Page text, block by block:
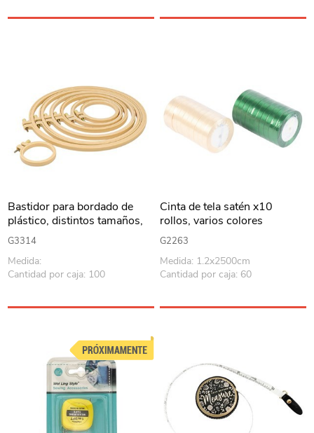
Bastidor para bordado de
plástico, distintos tamaños,
PACK x7
G3314
Medida:
Cantidad por caja: 100
Cinta de tela satén x10
rollos, varios colores
G2263
Medida: 1.2x2500cm
Cantidad por caja: 60